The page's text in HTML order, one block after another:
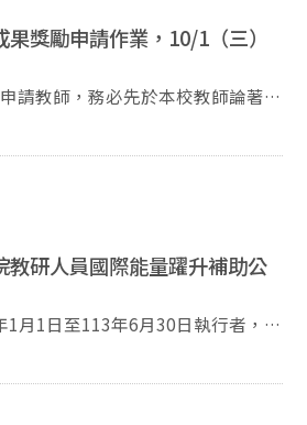
提報3案，倘欲推薦2案以上學海築
務必予以排序，並簡要敘明理由。
」不限案數，亦無需排序。
教育部學海築夢實習計畫審查會
夢計畫」申請案之推薦序；「新南
國合處彙整後向教育部委辦單位申
獎勵申請作業，10/1（三）
請教師，務必先於本校教師論著目
出申請，以利審查。 國立政
一年度（113.1.1~113.12.31）之
請表及相關證明文件，由系所初審
成申請程序。已登錄資料，不需另
教研人員國際能量躍升補助公
月1日至113年6月30日執行者，皆